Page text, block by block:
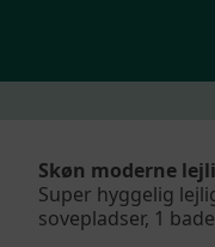
Skøn moderne
Super hyggelig
sovepladser, 1